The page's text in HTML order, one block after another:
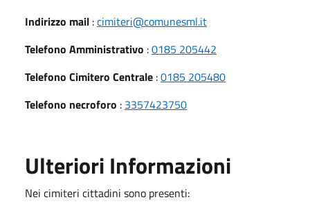
Indirizzo mail :cimiteri@comunesml.it
Telefono Amministrativo :0185 205442
Telefono Cimitero Centrale :0185 205480
Telefono necroforo : 3357423750
Ulteriori Informazioni
Nei cimiteri cittadini sono presenti: